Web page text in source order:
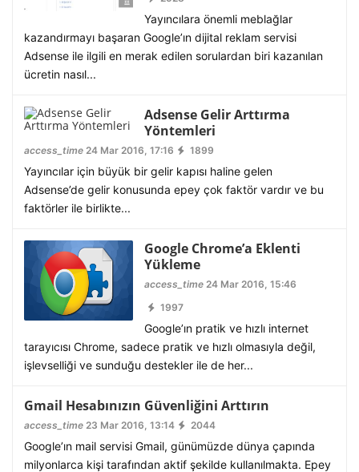
Yayıncılara önemli meblağlar
kazandırmayı başaran Google’ın dijital reklam servisi
Adsense ile ilgili en merak edilen sorulardan biri kazanılan
ücretin nasıl...
Adsense Gelir Arttırma
Yöntemleri
access_time 24 Mar 2016, 17:16 1899
Yayıncılar için büyük bir gelir kapısı haline gelen
Adsense’de gelir konusunda epey çok faktör vardır ve bu
faktörler ile birlikte...
Google Chrome’a Eklenti
Yükleme
access_time24 Mar 2016, 15:46
1997
Google’ın pratik ve hızlı internet
tarayıcısı Chrome, sadece pratik ve hızlı olmasıyla değil,
işlevselliği ve sunduğu destekler ile de her...
Gmail Hesabınızın Güvenliğini Arttırın
access_time 23 Mar 2016, 13:14 2044
Google’ın mail servisi Gmail, günümüzde dünya çapında
milyonlarca kişi tarafından aktif şekilde kullanılmakta. Epey